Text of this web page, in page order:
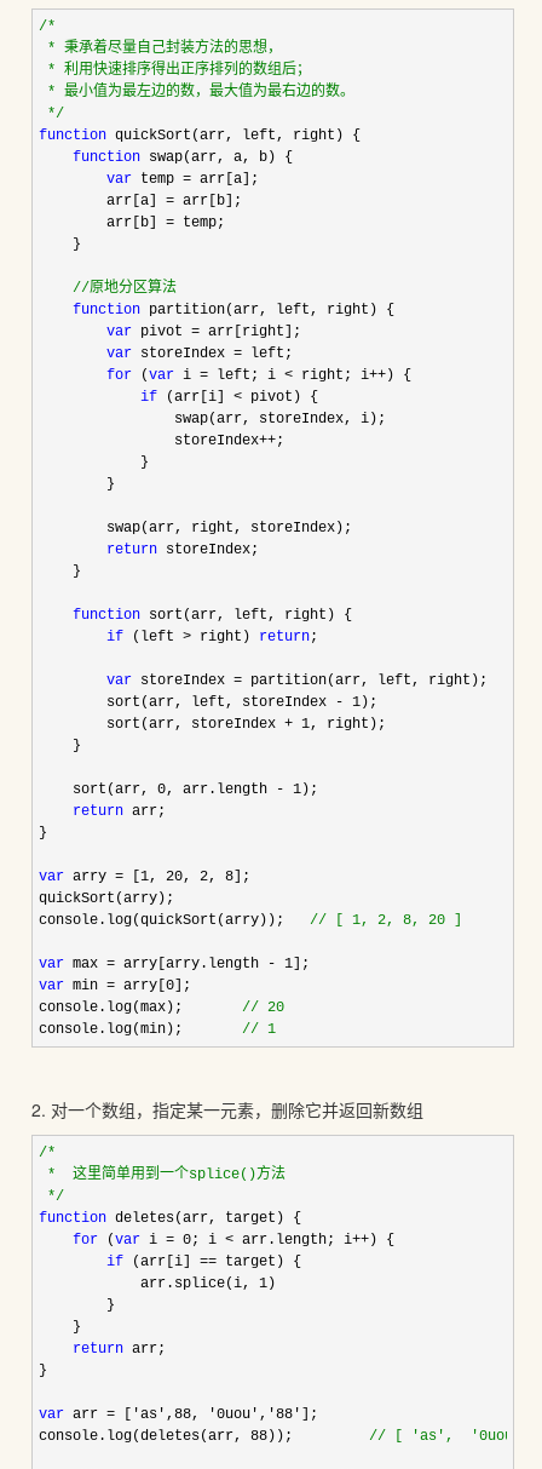
/*
* 秉承着尽量自己封装方法的思想，
* 利用快速排序得出正序排列的数组后；
* 最小值为最左边的数，最大值为最右边的数。
*/
function quickSort(arr, left, right) {
function swap(arr, a, b) {
var temp = arr[a];
        arr[a]
= arr[b];
        arr[b]
= temp;
    }
//原地分区算法
function partition(arr, left, right) {
var pivot = arr[right];
var storeIndex = left;
for (var i = left; i < right; i++ ) {
if (arr[i] < pivot) {
                swap(arr, storeIndex, i);
                storeIndex
++;
            }
        }
        swap(arr, right, storeIndex);
return storeIndex;
    }
function sort(arr, left, right) {
if (left > right) return;
var storeIndex = partition(arr, left, right);
        sort(arr, left, storeIndex
- 1 );
        sort(arr, storeIndex
+ 1, right);
    }
    sort(arr,
0, arr.length - 1 );
return arr;
}
var arry = [1, 20, 2, 8 ];
quickSort(arry);
console.log(quickSort(arry)); // [ 1, 2, 8, 20 ]
var max = arry[arry.length - 1
var min = arry[0 ];
console.log(max); // 20
console.log(min); // 1
2. 对一个数组，指定某一元素，删除它并返回新数组
/*
*  这里简单用到一个splice()方法
*/
function deletes(arr, target) {
for (var i = 0; i < arr.length; i++ ) {
if (arr[i] == target) {
            arr.splice(i,
1 )
        }
    }
return arr;
}
var arr = ['as',88, '0uou','88'
];
console.log(deletes(arr, 88)); // [ 'as',  '0uou' ]